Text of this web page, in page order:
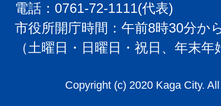
電話：0761-72-1111(代表)
市役所開庁時間：午前8時30分か
（土曜日・日曜日・祝日、年末
Copyright (c) 2020 Kaga City.